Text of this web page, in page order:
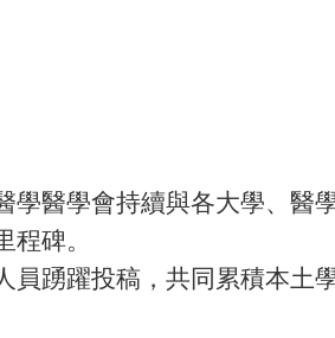
醫學會持續與各大學、醫
碑。
踴躍投稿，共同累積本土